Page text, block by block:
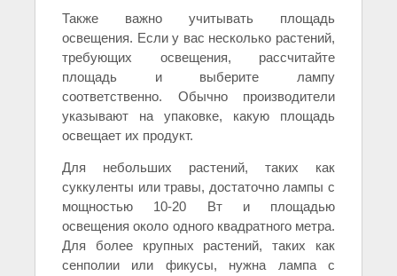
Также важно учитывать площадь
освещения. Если у вас несколько растений,
требующих освещения, рассчитайте
площадь и выберите лампу
соответственно. Обычно производители
указывают на упаковке, какую площадь
освещает их продукт.
Для небольших растений, таких как
суккуленты или травы, достаточно лампы с
мощностью 10-20 Вт и площадью
освещения около одного квадратного метра.
Для более крупных растений, таких как
сенполии или фикусы, нужна лампа с